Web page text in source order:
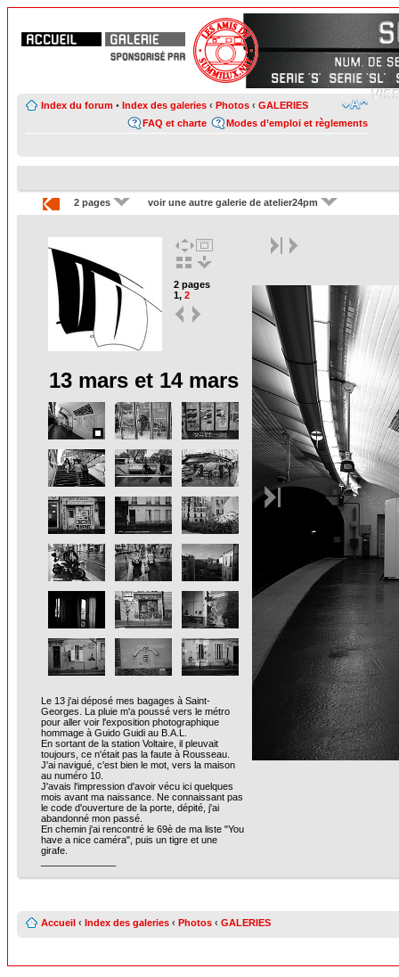
Index du forum • Index des galeries ‹ Photos ‹ GALERIES
Modes d’emploi et règlements
FAQ et charte
2 pages voir une autre galerie de atelier24pm
2 pages
1, 2
13 mars et 14 mars
Le 13 j'ai déposé mes bagages à Saint-
Georges. La pluie m'a poussé vers le métro
pour aller voir l'exposition photographique
hommage à Guido Guidi au B.A.L.
En sortant de la station Voltaire, il pleuvait
toujours, ce n'était pas la faute à Rousseau.
J'ai navigué, c'est bien le mot, vers la maison
au numéro 10.
J'avais l'impression d'avoir vécu ici quelques
mois avant ma naissance. Ne connaissant pas
le code d'ouverture de la porte, dépité, j'ai
abandonné mon passé.
En chemin j'ai rencontré le 69è de ma liste "You
have a nice caméra", puis un tigre et une
girafe.
Accueil ‹ Index des galeries ‹ Photos ‹ GALERIES